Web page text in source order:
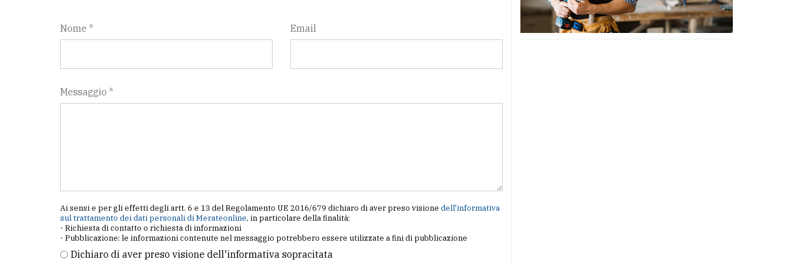
Nome * Email
Messaggio *
Ai sensi e per gli effetti degli artt. 6 e 13 del Regolamento UE 2016/679 dichiaro di aver preso visione dell'informativa
sul trattamento dei dati personali di Merateonline, in particolare della finalità:
- Richiesta di contatto o richiesta di informazioni
- Pubblicazione: le informazioni contenute nel messaggio potrebbero essere utilizzate a fini di pubblicazione
Dichiaro di aver preso visione dell'informativa sopracitata